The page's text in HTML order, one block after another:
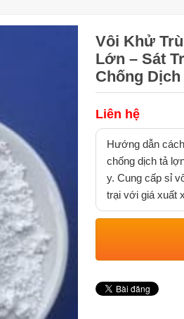
Vôi Khử
Lớn – Sát
Chống Dịch
Liên hệ
Hướng dẫn
chống dịch tả
y. Cung cấp sỉ
trại với giá xuất